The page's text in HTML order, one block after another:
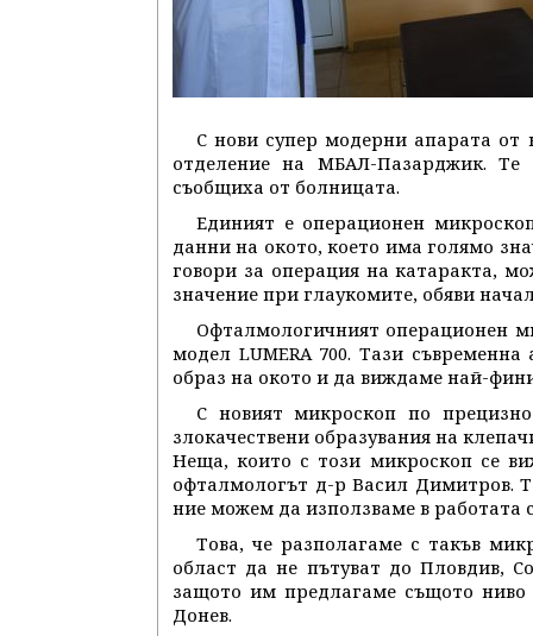
С нови супер модерни апарата от
отделение на МБАЛ-Пазарджик. Те
съобщиха от болницата.
Единият е операционен
данни на окото, което има голямо
говори за операция на катаракта,
значение при глаукомите, обяви
Офталмологичният операционен
модел LUMERA 700. Тази
образ на окото и да виждаме най-
С новият микроскоп по
злокачествени образувания на
Неща, които с този микроскоп се
офталмологът д-р Васил Димитров.
ние можем да използваме в работата
Това, че разполагаме с такъв
област да не пътуват до Пловдив,
защото им предлагаме същото
Донев.